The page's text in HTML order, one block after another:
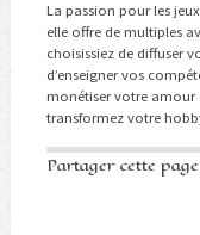
La passion pour les
elle offre de multiples
choisissiez de diffuser
d’enseigner vos
monétiser votre amour
transformez votre
Partager cette